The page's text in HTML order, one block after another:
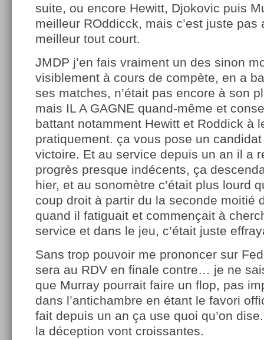
suite, ou encore Hewitt, Djokovic puis
meilleur ROddicck, mais c’est juste pas
meilleur tout court.
JMDP j’en fais vraiment un des sinon
visiblement à cours de compète, en a
ses matches, n’était pas encore à son
mais IL A GAGNE quand-même et
battant notamment Hewitt et Roddick à
pratiquement. ça vous pose un
victoire. Et au service depuis un an il a
progrès presque indécents, ça
hier, et au sonomètre c’était plus lourd
coup droit à partir du la seconde moitié
quand il fatiguait et commençait à
service et dans le jeu, c’était juste
Sans trop pouvoir me prononcer sur
sera au RDV en finale contre… je ne
que Murray pourrait faire un flop, pas
dans l’antichambre en étant le favori
fait depuis un an ça use quoi qu’on
la déception vont croissantes.